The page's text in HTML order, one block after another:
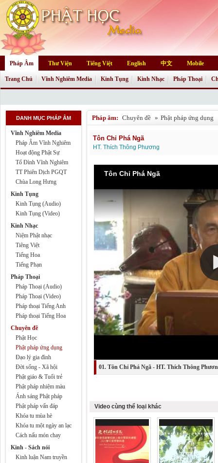
Pháp Âm Thư Viện Tiếng Việt English 中文 Mobile
Trang Chủ Vĩnh Nghiêm Media Kinh Tụng Kinh Nhạc Pháp Thoại
DANH MỤC PHÁP ÂM
Vĩnh Nghiêm Media
Pháp Âm Vĩnh Nghiêm
Hoạt động Phật Sự
Tổ Đình Vĩnh Nghiêm
TT Phiên Dịch PGQT
Chùa Long Hưng
Kinh Tụng
Kinh Tụng (Audio)
Kinh Tụng (Video)
Kinh Nhạc
Niệm Phật nhạc
Tiêng Việt
Tiếng Hoa
Tiếng Phạn
Pháp Thoại
Pháp Thoại (Audio)
Pháp Thoại (Video)
Pháp thoại Tiếng Anh
Pháp thoại Tiếng Hoa
Chuyên đề
Phật Học
Phật pháp ứng dụng
Đạo lý gia đình
Đời sống - Xã hội
Phật giáo & Tuổi trẻ
Phật pháp nhiệm màu
Ánh sáng Phật pháp
Phật pháp vấn đáp
Khóa tu mùa hè
Khóa tu một ngày an lạc
Cách nấu món chay
Kinh - Sách nói
Kinh luận Nam truyền
Pháp âm: Chuyên đề » Phật pháp ứng dụng
Tôn Chỉ Phá Ngã
HT. Thích Thông Phương
Tôn Chỉ Phá Ngã
01. Tôn Chỉ Phá Ngã - HT. Thích Thông
Video cùng thể loại khác